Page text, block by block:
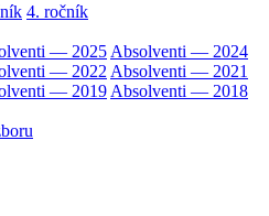
4. ročník
— 2025 Absolventi — 2024
— 2022 Absolventi — 2021
— 2019 Absolventi — 2018